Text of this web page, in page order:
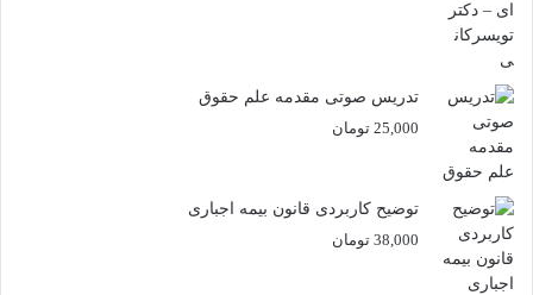
تدریس صوتی مقدمه علم حقوق
25,000 تومان
توضیح کاربردی قانون بیمه اجباری
38,000 تومان